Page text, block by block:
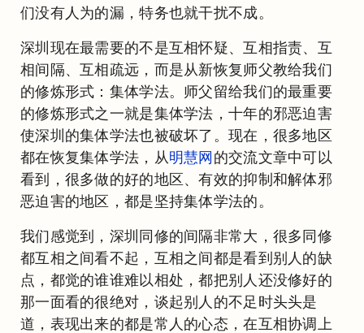
们没有人为的漏，特务也就干扰不成。
深圳现在最需要的不是互相怀疑、互相指责、互
相间隔、互相疏远，而是从新恢复师父教给我们
的修炼形式：集体学法。师父留给我们的最重要
的修炼形式之一就是集体学法，十年的邪恶迫害
使深圳的集体学法也被破坏了。现在，很多地区
都在恢复集体学法，从明慧网 的交流文章中可以
看到，很多做的好的地区、有效的抑制和解体邪
恶迫害的地区，都是坚持集体学法的。
我们感觉到，深圳同修的间隔非常大，很多同修
都互相之间看不起，互相之间都是看到别人的缺
点，都觉的谁谁难以相处，都把别人还没修好的
那一面看的很绝对，谈起别人的不足时头头是
道，表现出来的都是常人的心态，在互相协调上